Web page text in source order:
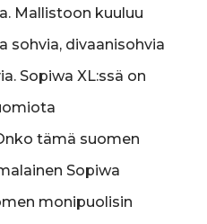
Mallistoon kuuluu
sohvia, divaanisohvia
Sopiwa XL:ssä on
tämä suomen
Sopiwa
monipuolisin